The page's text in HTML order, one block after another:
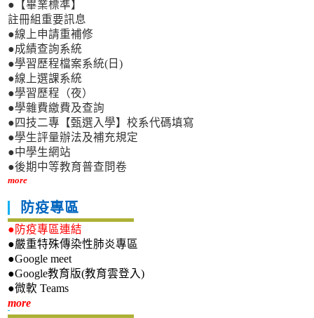
●【畢業標準】
註冊組重要訊息
●線上申請重補修
●成績查詢系統
●學習歷程檔案系統(日)
●線上選課系統
●學習歷程（夜）
●學雜費繳費及查詢
●四技二專【甄選入學】校系代碼填寫
●學生評量辦法及補充規定
●中學生網站
●後期中等教育普查問卷
more
防疫專區
●防疫專區連結
●嚴重特殊傳染性肺炎專區
●Google meet
●Google教育版(教育雲登入)
●微軟 Teams
more新生專區